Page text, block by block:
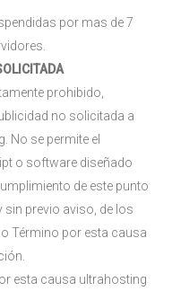
por mas de 7
prohibido,
no solicitada a
No se permite el
o software diseñado
de este punto
previo aviso, de los
Término por esta causa
esta causa ultrahosting